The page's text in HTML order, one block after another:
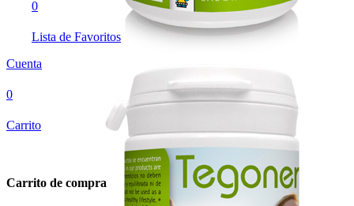
0
Lista de Favoritos
Cuenta
0
Carrito
Carrito de compra